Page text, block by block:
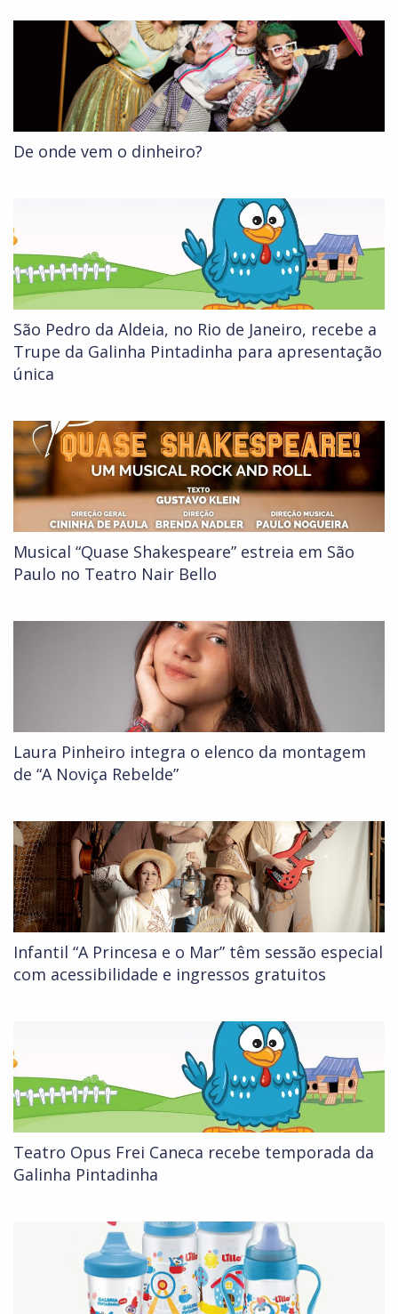
De onde vem o dinheiro?
São Pedro da Aldeia, no Rio de Janeiro, recebe a
Trupe da Galinha Pintadinha para apresentação
única
Musical “Quase Shakespeare” estreia em São
Paulo no Teatro Nair Bello
Laura Pinheiro integra o elenco da montagem
de “A Noviça Rebelde”
Infantil “A Princesa e o Mar” têm sessão especial
com acessibilidade e ingressos gratuitos
Teatro Opus Frei Caneca recebe temporada da
Galinha Pintadinha